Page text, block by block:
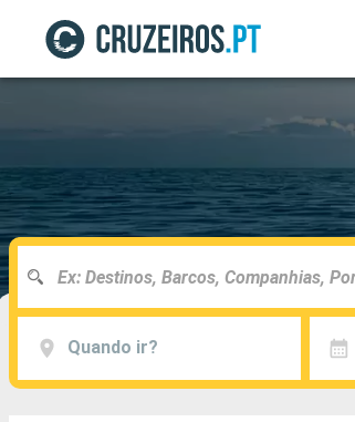
Quando ir?